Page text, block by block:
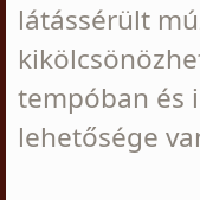
látássérült
tempóban és
lehetősége